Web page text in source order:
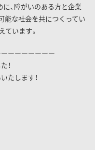
、障がいのある方と企業
能な社会を共につくってい
ています。
ーーーーーーー
！
たします！